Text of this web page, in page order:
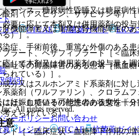
剤（アスピリン、サザピリン等）
要に応じて本剤又は併用薬剤の投
る）］。
ラート、ベザフィブラート［＜臨
じて本剤又は併用薬剤の投与量を
れている）］。
薬剤（ワルファリン）、クロラム
は、血糖値その他患者の状態を十
えられている）］。
ド［＜臨床症状＞血糖降下作用の
ーシス、糖尿病性昏睡又は糖尿病性
機能障害又は重篤な腎機能障害の
症、手術前後、重篤な外傷のある患
吐等の胃腸障害のある患者［低血
分又はスルホンアミド系薬剤に対し
妊娠している可能性のある女性〔９
意
ト
メン CTCAE 抗菌薬ガイド ERマ
割引
All rights reserved.
シーポリシーお問い合わせ
算 レジメン CTCAE 抗菌薬ガイ